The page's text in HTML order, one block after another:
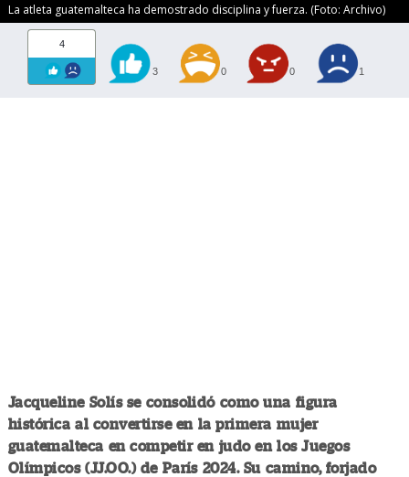
La atleta guatemalteca ha demostrado disciplina y fuerza. (Foto: Archivo)
4
3 0 0 1
Jacqueline Solís se consolidó como una figura
histórica al convertirse en la primera mujer
guatemalteca en competir en judo en los Juegos
Olímpicos (JJ.OO.) de París 2024. Su camino, forjado